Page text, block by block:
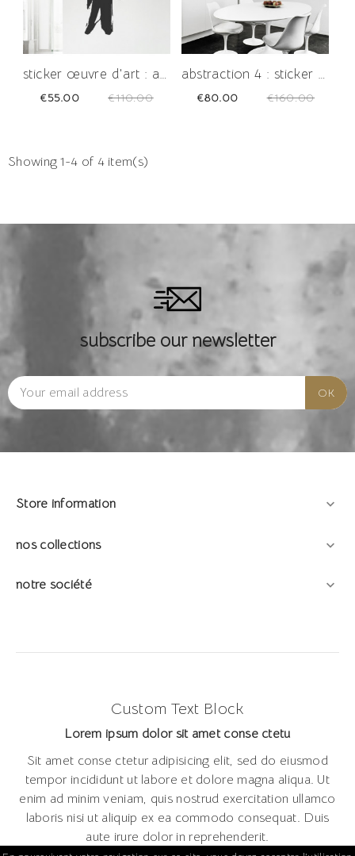
sticker œuvre d'art : abstraction 3
Price
€55.00
Regular
€110.00
abstraction 4 : sticker œuvre d'art
Price
€80.00
Regular
€160.00
Showing 1-4 of 4 item(s)
subscribe our newsletter
Store information 
nos collections 
notre société 
Custom Text Block
Lorem ipsum dolor sit amet conse ctetu
Sit amet conse ctetur adipisicing elit, sed do eiusmod
tempor incididunt ut labore et dolore magna aliqua. Ut
enim ad minim veniam, quis nostrud exercitation ullamco
laboris nisi ut aliquip ex ea commodo consequat. Duis
aute irure dolor in reprehenderit.